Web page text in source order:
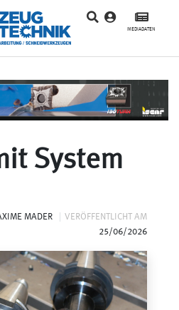
MEDIADATEN
System
MADER
VERÖFFENTLICHT AM
25/06/2026